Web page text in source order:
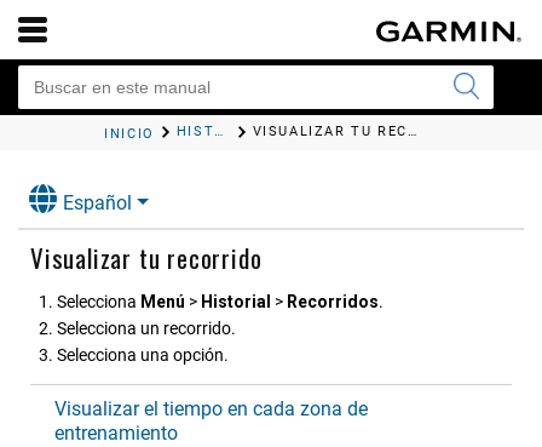
INICIO HISTORIAL VISUALIZAR TU RECORRIDO
Español
Visualizar tu recorrido
Selecciona Menú > Historial > Recorridos.
Selecciona un recorrido.
Selecciona una opción.
Visualizar el tiempo en cada zona de
entrenamiento